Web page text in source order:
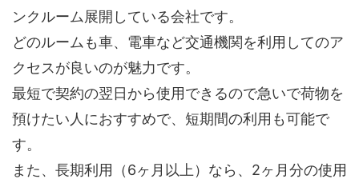
ンクルーム展開している会社です。
どのルームも車、電車など交通機関を利用してのア
クセスが良いのが魅力です。
最短で契約の翌日から使用できるので急いで荷物を
預けたい人におすすめで、短期間の利用も可能で
す。
また、長期利用（6ヶ月以上）なら、2ヶ月分の使用